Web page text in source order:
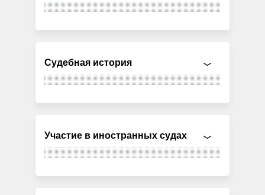
Судебная история
Участие в иностранных судах